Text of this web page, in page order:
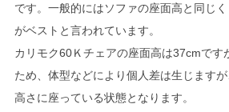
です。一般的にはソファの座面高と同じ
がベストと言われています。
カリモク60Ｋチェアの座面高は37cmです
ため、体型などにより個人差は生じます
高さに座っている状態となります。